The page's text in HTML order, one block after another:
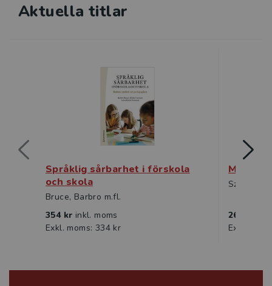
Aktuella titlar
Språklig sårbarhet i förskola
och skola
Bruce, Barbro m.fl.
354 kr inkl. moms
Exkl. moms: 334 kr
Szabo,
264 kr
Exkl.